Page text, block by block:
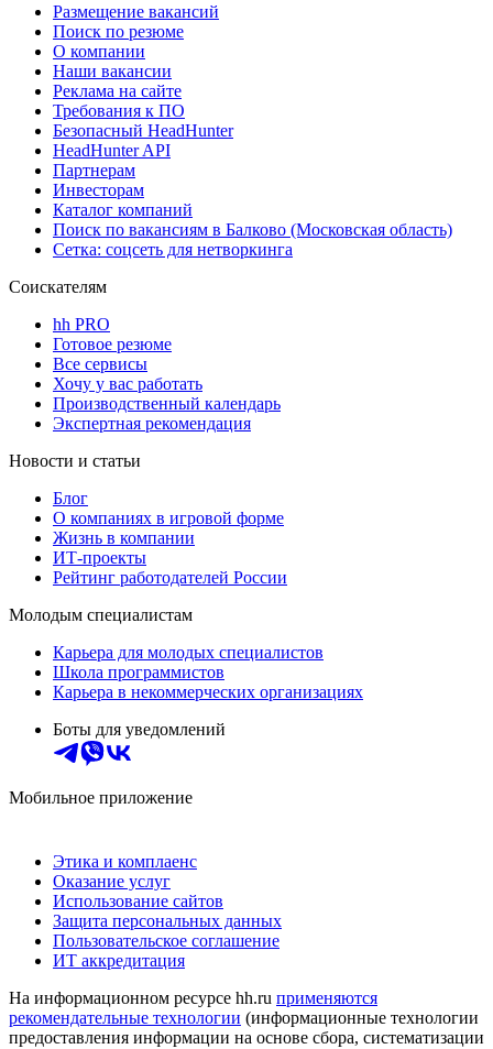
Размещение вакансий
Поиск по резюме
О компании
Наши вакансии
Реклама на сайте
Требования к ПО
Безопасный HeadHunter
HeadHunter API
Партнерам
Инвесторам
Каталог компаний
Поиск по вакансиям в Балково (Московская область)
Сетка: соцсеть для нетворкинга
Соискателям
hh PRO
Готовое резюме
Все сервисы
Хочу у вас работать
Производственный календарь
Экспертная рекомендация
Новости и статьи
Блог
О компаниях в игровой форме
Жизнь в компании
ИТ-проекты
Рейтинг работодателей России
Молодым специалистам
Карьера для молодых специалистов
Школа программистов
Карьера в некоммерческих организациях
Боты для уведомлений
Мобильное приложение
Этика и комплаенс
Оказание услуг
Использование сайтов
Защита персональных данных
Пользовательское соглашение
ИТ аккредитация
На информационном ресурсе hh.ru применяются
рекомендательные технологии (информационные технологии
предоставления информации на основе сбора, систематизации